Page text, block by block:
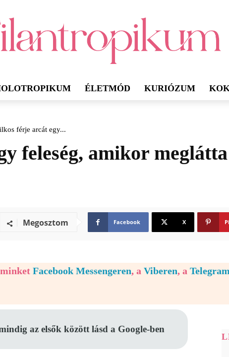
ÉLETMÓD KURIÓZUM
férje arcát egy...
feleség, amikor
Megosztom Facebook X
minket Facebook Messengeren, a Viberen, a
az elsők között lásd a Google-ben